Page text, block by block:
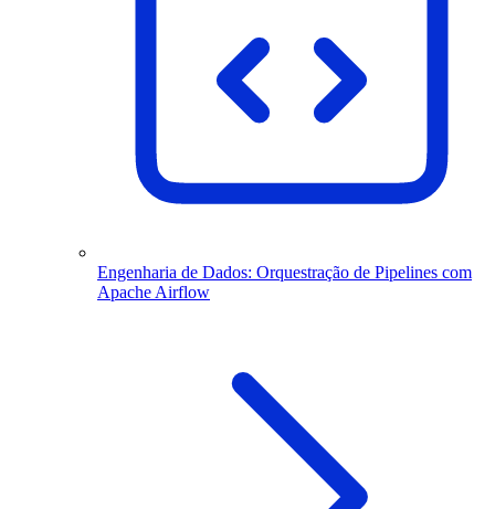
Engenharia de Dados: Orquestração de Pipelines com
Apache Airflow